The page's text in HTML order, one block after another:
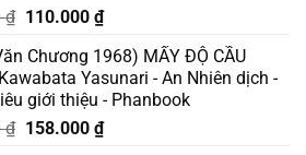
₫ Giá
là:
129.000 ₫.
110.000 ₫Giá
tại
là:
110.000 ₫.
Chương 1968) MẤY ĐỘ CẦU
Yasunari - An Nhiên dịch -
giới thiệu - Phanbook
₫ Giá
158.000 ₫Giá